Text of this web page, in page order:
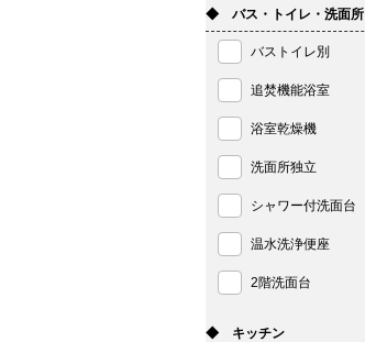
◆ バス・トイレ・洗面所
バストイレ別
追焚機能浴室
浴室乾燥機
洗面所独立
シャワー付洗面台
温水洗浄便座
2階洗面台
◆ キッチン